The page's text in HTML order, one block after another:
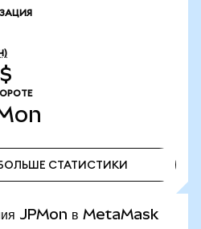
СТАТИСТИКИ
JPMon в MetaMask